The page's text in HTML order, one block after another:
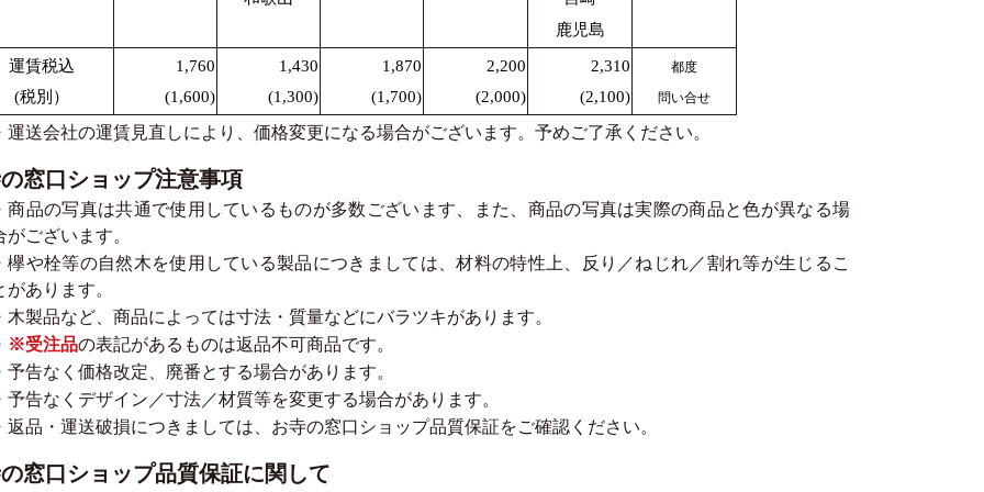
鹿児島
運賃税込
(税別）
1,760
(1,600)
1,430
(1,300)
1,870
(1,700)
2,200
(2,000)
2,310
(2,100)
都度
問い合せ
運送会社の運賃見直しにより、価格変更になる場合がございます。予めご了承ください。
窓口ショップ注意事項
商品の写真は共通で使用しているものが多数ございます、また、商品の写真は実際の商品と色が異なる場
がございます。
欅や栓等の自然木を使用している製品につきましては、材料の特性上、反り／ねじれ／割れ等が生じるこ
があります。
木製品など、商品によっては寸法・質量などにバラツキがあります。
※受注品の表記があるものは返品不可商品です。
予告なく価格改定、廃番とする場合があります。
予告なくデザイン／寸法／材質等を変更する場合があります。
返品・運送破損につきましては、お寺の窓口ショップ品質保証をご確認ください。
窓口ショップ品質保証に関して